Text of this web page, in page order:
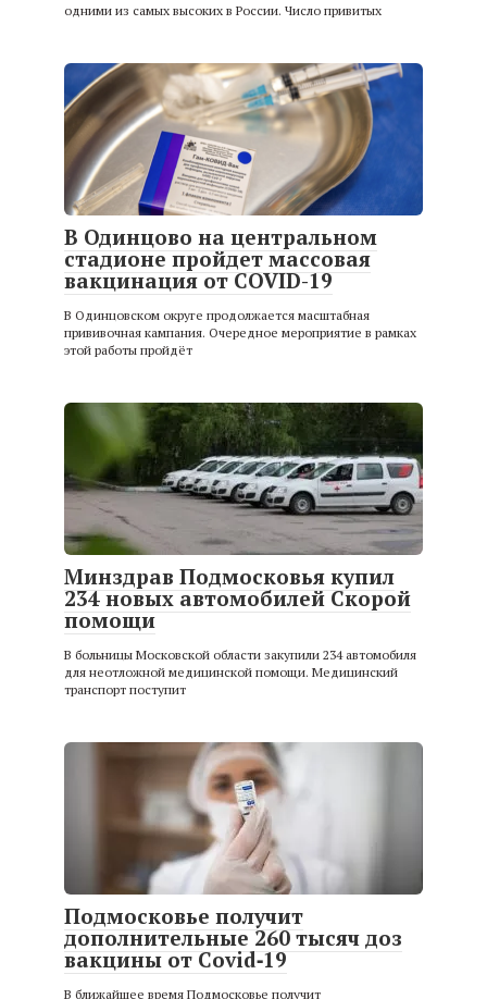
одними из самых высоких в России. Число привитых
В Одинцово на центральном
стадионе пройдет массовая
вакцинация от COVID-19
В Одинцовском округе продолжается масштабная
прививочная кампания. Очередное мероприятие в рамках
этой работы пройдёт
Минздрав Подмосковья купил
234 новых автомобилей Скорой
помощи
В больницы Московской области закупили 234 автомобиля
для неотложной медицинской помощи. Медицинский
транспорт поступит
Подмосковье получит
дополнительные 260 тысяч доз
вакцины от Covid‑19
В ближайшее время Подмосковье получит